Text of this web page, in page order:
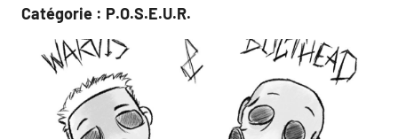
Catégorie : P.O.S.E.U.R.